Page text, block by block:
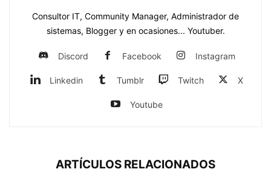
Consultor IT, Community Manager, Administrador de
sistemas, Blogger y en ocasiones... Youtuber.
Discord Facebook Instagram
Linkedin Tumblr Twitch X
Youtube
ARTÍCULOS RELACIONADOS